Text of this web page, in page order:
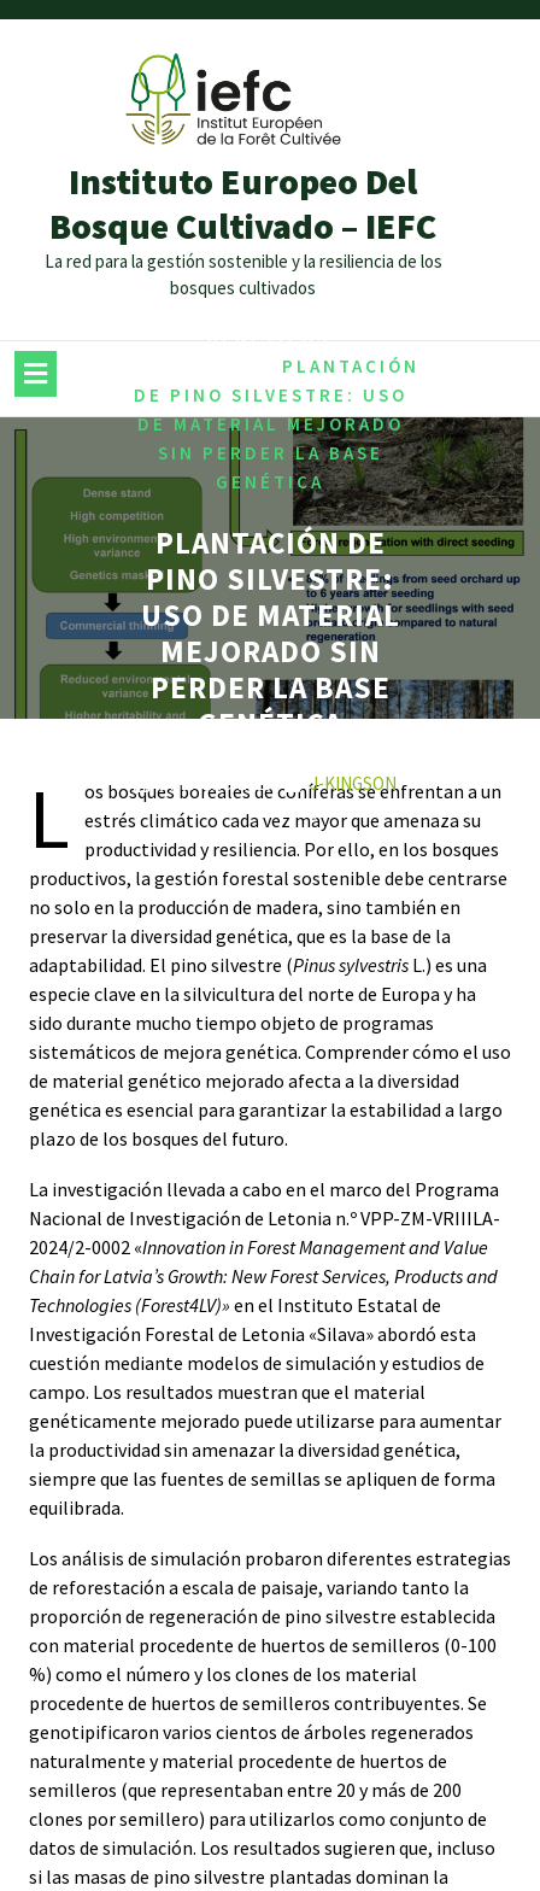
Instituto Europeo Del
Bosque Cultivado – IEFC
La red para la gestión sostenible y la resiliencia de los
bosques cultivados
GENETICOS,
PLANTACIÓN
DE PINO SILVESTRE: USO
DE MATERIAL MEJORADO
SIN PERDER LA BASE
GENÉTICA
PLANTACIÓN DE
PINO SILVESTRE:
USO DE MATERIAL
MEJORADO SIN
PERDER LA BASE
GENÉTICA
27 ENERO 2026
J-KINGSON
0 COMMENTS
L
os bosques boreales de coníferas se enfrentan a un
estrés climático cada vez mayor que amenaza su
productividad y resiliencia. Por ello, en los bosques
productivos, la gestión forestal sostenible debe centrarse
no solo en la producción de madera, sino también en
preservar la diversidad genética, que es la base de la
adaptabilidad. El pino silvestre (Pinus sylvestris L.) es una
especie clave en la silvicultura del norte de Europa y ha
sido durante mucho tiempo objeto de programas
sistemáticos de mejora genética. Comprender cómo el uso
de material genético mejorado afecta a la diversidad
genética es esencial para garantizar la estabilidad a largo
plazo de los bosques del futuro.
La investigación llevada a cabo en el marco del Programa
Nacional de Investigación de Letonia n.º VPP-ZM-VRIIILA-
2024/2-0002 «Innovation in Forest Management and Value
Chain for Latvia’s Growth: New Forest Services, Products and
Technologies (Forest4LV)» en el Instituto Estatal de
Investigación Forestal de Letonia «Silava» abordó esta
cuestión mediante modelos de simulación y estudios de
campo. Los resultados muestran que el material
genéticamente mejorado puede utilizarse para aumentar
la productividad sin amenazar la diversidad genética,
siempre que las fuentes de semillas se apliquen de forma
equilibrada.
Los análisis de simulación probaron diferentes estrategias
de reforestación a escala de paisaje, variando tanto la
proporción de regeneración de pino silvestre establecida
con material procedente de huertos de semilleros (0-100
%) como el número y los clones de los material
procedente de huertos de semilleros contribuyentes. Se
genotipificaron varios cientos de árboles regenerados
naturalmente y material procedente de huertos de
semilleros (que representaban entre 20 y más de 200
clones por semillero) para utilizarlos como conjunto de
datos de simulación. Los resultados sugieren que, incluso
si las masas de pino silvestre plantadas dominan la